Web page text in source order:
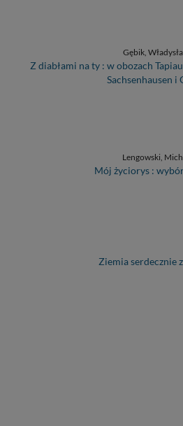
Gębik,
Z diabłami na ty : w obozach
Sachsenhausen i
Lengowski,
Mój życiorys :
Ziemia serdecznie